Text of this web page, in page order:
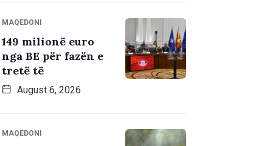
MAQEDONI
149 milionë euro
nga BE për fazën e
tretë të
August 6, 2026
MAQEDONI